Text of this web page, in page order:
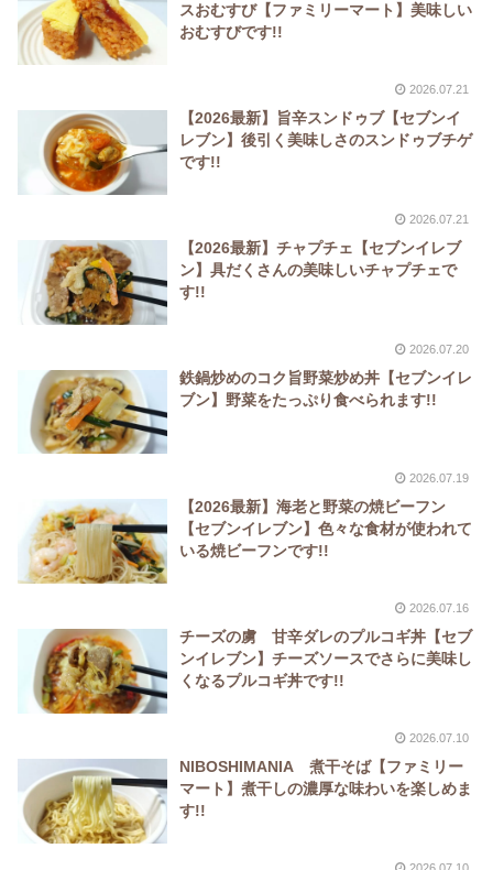
スおむすび【ファミリーマート】美味しい
おむすびです!!
2026.07.21
【2026最新】旨辛スンドゥブ【セブンイ
レブン】後引く美味しさのスンドゥブチゲ
です!!
2026.07.21
【2026最新】チャプチェ【セブンイレブ
ン】具だくさんの美味しいチャプチェで
す!!
2026.07.20
鉄鍋炒めのコク旨野菜炒め丼【セブンイレ
ブン】野菜をたっぷり食べられます!!
2026.07.19
【2026最新】海老と野菜の焼ビーフン
【セブンイレブン】色々な食材が使われて
いる焼ビーフンです!!
2026.07.16
チーズの虜 甘辛ダレのプルコギ丼【セブ
ンイレブン】チーズソースでさらに美味し
くなるプルコギ丼です!!
2026.07.10
NIBOSHIMANIA 煮干そば【ファミリー
マート】煮干しの濃厚な味わいを楽しめま
す!!